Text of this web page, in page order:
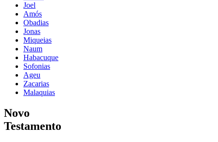
Joel
Amós
Obadias
Jonas
Miqueias
Naum
Habacuque
Sofonias
Ageu
Zacarias
Malaquias
Novo
Testamento